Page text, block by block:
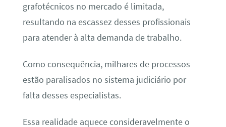
grafotécnicos no mercado é limitada,
resultando na escassez desses profissionais
para atender à alta demanda de trabalho.
Como consequência, milhares de processos
estão paralisados no sistema judiciário por
falta desses especialistas.
Essa realidade aquece consideravelmente o